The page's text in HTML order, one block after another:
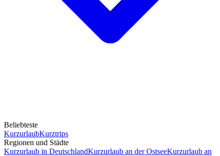
Beliebteste
KurzurlaubKurztrips
Regionen und Städte
Kurzurlaub in DeutschlandKurzurlaub an der OstseeKurzurlaub an